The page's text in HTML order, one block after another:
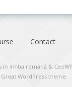
Contact
în limba română &
WordPress theme